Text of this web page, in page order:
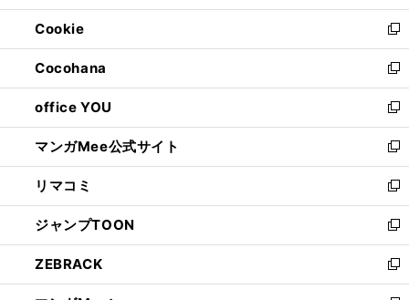
開
く
ウ
で
開
く
ン
ド
ウ
で
開
く
ウ
ィ
ン
ド
ウ
で
開
く
Cookie
新
し
い
ウ
ィ
ン
ド
ウ
で
開
く
Cocohana
新
し
い
ウ
ィ
ン
ド
ウ
で
開
く
office YOU
新
し
い
ウ
ィ
ン
ド
ウ
で
開
マンガMee公式サイト
新
し
い
ウ
ィ
ン
ド
ウ
リマコミ
新
し
い
ウ
ィ
ン
ジャンプTOON
新
し
い
ウ
ZEBRACK
新
し